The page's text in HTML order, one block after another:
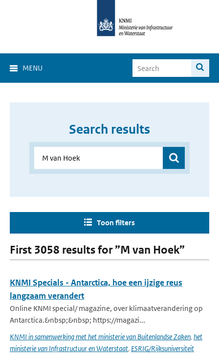
MENU
Search results
Toon filters
First 3058 results for ”M van Hoek”
KNMI Specials - Antarctica, hoe een ijzige reus
langzaam verandert
Online KNMI special/ magazine, over klimaatverandering op
Antarctica.&nbsp;&nbsp; https://magazi...
KNMI in samenwerking met het ministerie van Buitenlandse Zaken, het
ministerie van Infrastructuur en Waterstaat, ESRIG/Rijksuniversiteit